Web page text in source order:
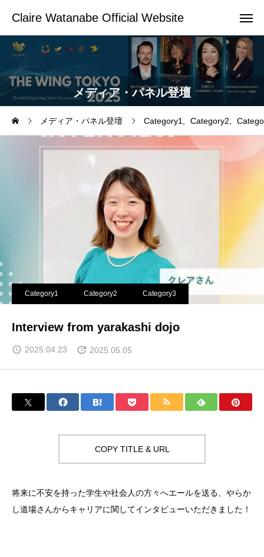
Claire Watanabe Official Website
メディア・パネル登壇
メディア・パネル登壇 Category1 Category2
Category1 Category2 Category3
Interview from yarakashi dojo
2025.04.23 2025.05.05
COPY TITLE & URL
将来に不安を持った学生や社会人の方々へエールを送る、やらか
し道場さんからキャリアに関してインタビューいただきました！